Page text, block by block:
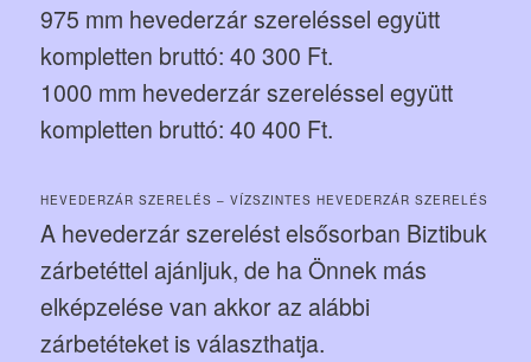
975 mm hevederzár szereléssel együtt
kompletten bruttó: 40 300 Ft.
1000 mm hevederzár szereléssel együtt
kompletten bruttó: 40 400 Ft.
HEVEDERZÁR SZERELÉS – VÍZSZINTES HEVEDERZÁR SZERELÉS
A hevederzár szerelést elsősorban Biztibuk
zárbetéttel ajánljuk, de ha Önnek más
elképzelése van akkor az alábbi
zárbetéteket is választhatja.